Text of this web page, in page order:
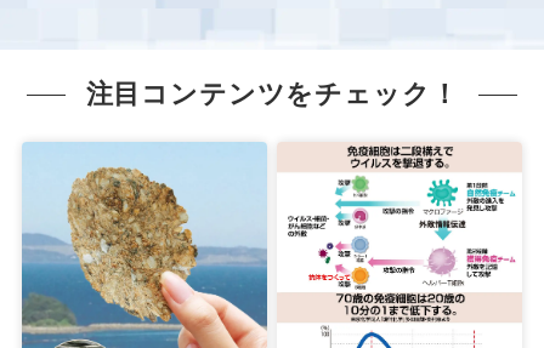
注目コンテンツをチェック！